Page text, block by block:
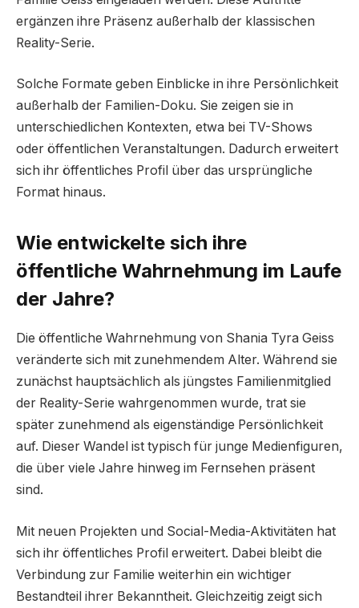
ergänzen ihre Präsenz außerhalb der klassischen
Reality-Serie.
Solche Formate geben Einblicke in ihre Persönlichkeit
außerhalb der Familien-Doku. Sie zeigen sie in
unterschiedlichen Kontexten, etwa bei TV-Shows
oder öffentlichen Veranstaltungen. Dadurch erweitert
sich ihr öffentliches Profil über das ursprüngliche
Format hinaus.
Wie entwickelte sich ihre
öffentliche Wahrnehmung im Laufe
der Jahre?
Die öffentliche Wahrnehmung von Shania Tyra Geiss
veränderte sich mit zunehmendem Alter. Während sie
zunächst hauptsächlich als jüngstes Familienmitglied
der Reality-Serie wahrgenommen wurde, trat sie
später zunehmend als eigenständige Persönlichkeit
auf. Dieser Wandel ist typisch für junge Medienfiguren,
die über viele Jahre hinweg im Fernsehen präsent
sind.
Mit neuen Projekten und Social-Media-Aktivitäten hat
sich ihr öffentliches Profil erweitert. Dabei bleibt die
Verbindung zur Familie weiterhin ein wichtiger
Bestandteil ihrer Bekanntheit. Gleichzeitig zeigt sich